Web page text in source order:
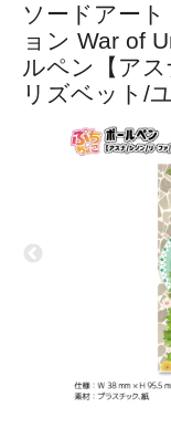
ソードアー
ョン War of
ルペン【ア
リズベット/